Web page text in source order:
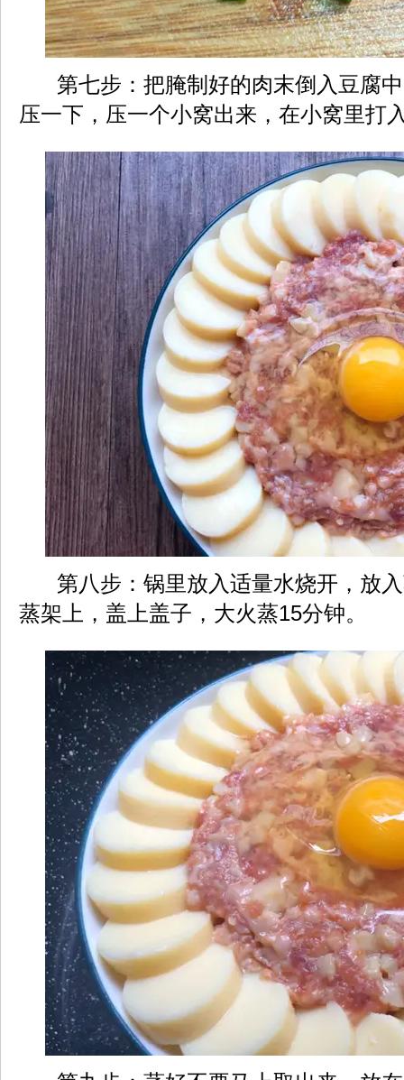
第七步：把腌制好的肉末倒入豆腐
压一下，压一个小窝出来，在小窝里打
第八步：锅里放入适量水烧开，放
蒸架上，盖上盖子，大火蒸15分钟。